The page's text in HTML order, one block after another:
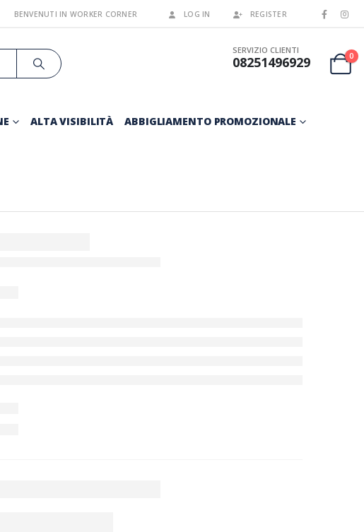
BENVENUTI IN WORKER CORNER LOG IN REGISTER
SERVIZIO CLIENTI
08251496929 0
ALTA VISIBILITÀ ABBIGLIAMENTO PROMOZIONALE